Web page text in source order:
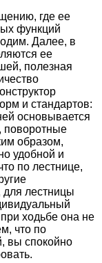
где ее
функций
Далее, в
ее
полезная
и стандартов:
основывается
поворотные
образом,
удобной и
по лестнице,
для лестницы
ходьбе она не
что по
вы спокойно